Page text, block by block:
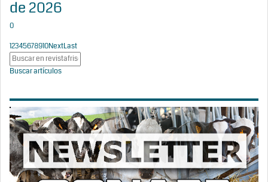
de 2026
0
12345678910NextLast
Buscar artículos